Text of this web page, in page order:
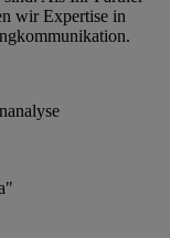
wir Expertise in